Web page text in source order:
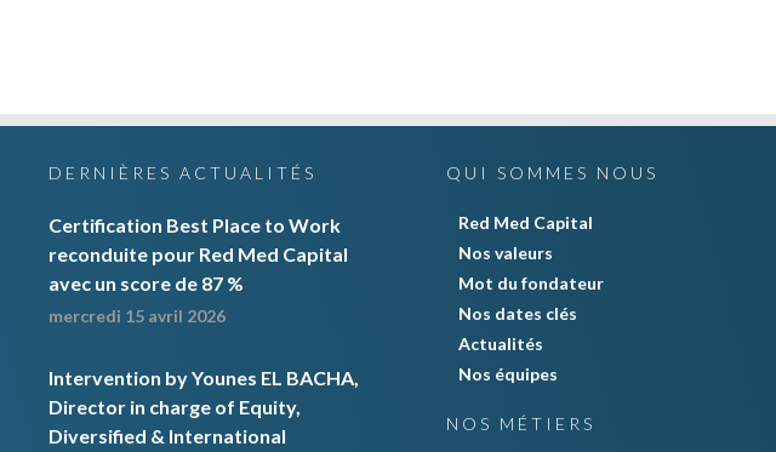
DERNIÈRES ACTUALITÉS
Certification Best Place to Work
reconduite pour Red Med Capital
avec un score de 87 %
mercredi 15 avril 2026
Intervention by Younes EL BACHA,
Director in charge of Equity,
Diversified & International
QUI SOMMES NOUS
Red Med Capital
Nos valeurs
Mot du fondateur
Nos dates clés
Actualités
Nos équipes
NOS MÉTIERS